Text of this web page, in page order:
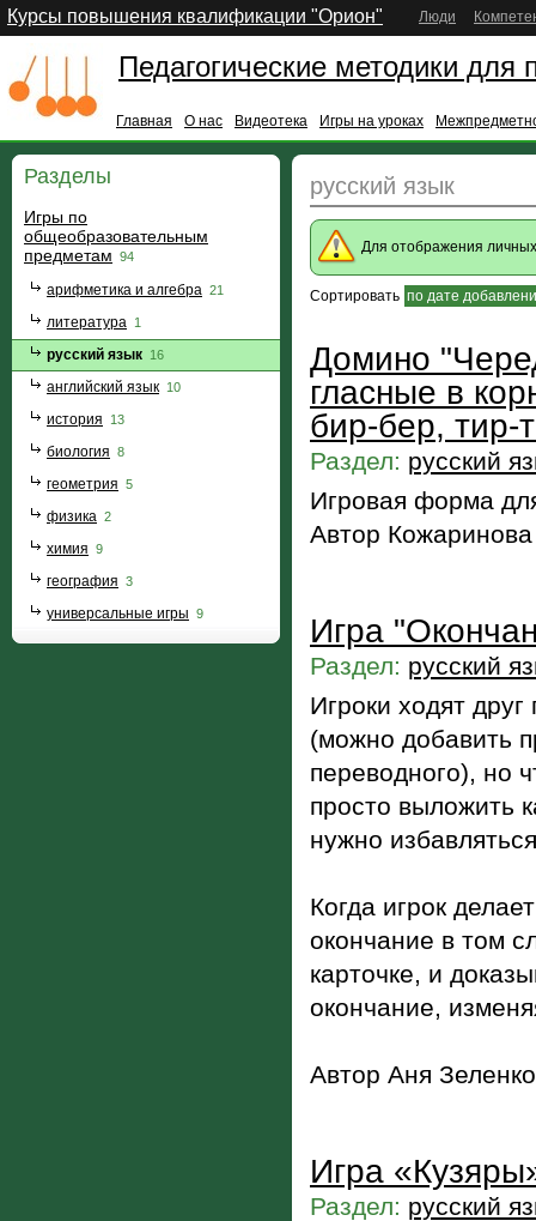
Курсы повышения квалификации "Орион" Люди
Педагогические методики для
Главная О нас Видеотека Игры на уроках
Разделы
Игры по
общеобразовательным
предметам 94
арифметика и алгебра 21
литература 1
русский язык 16
английский язык 10
история 13
биология 8
геометрия 5
физика 2
химия 9
география 3
универсальные игры 9
русский язык
Для отображения
Сортировать по дате
Домино
гласные в
бир-бер, тир-
Раздел: русский
Игровая форма
Автор
Игра
Раздел: русский
Игроки ходят
(можно добавить
переводного), но
просто выложить
нужно
Когда игрок
окончание в том
карточке, и
окончание,
Автор Аня
Игра
Раздел: русский